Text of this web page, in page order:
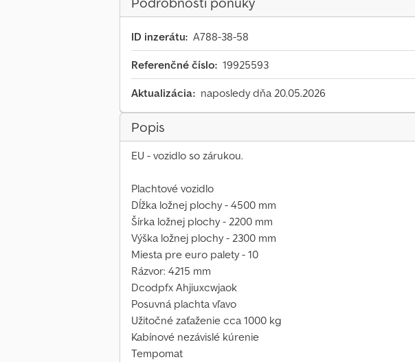
ID inzerátu: A788-38-58
Referenčné číslo: 19925593
Aktualizácia: naposledy dňa 20.05.2026
Popis
EU - vozidlo so zárukou.
Plachtové vozidlo
Dĺžka ložnej plochy - 4500 mm
Šírka ložnej plochy - 2200 mm
Výška ložnej plochy - 2300 mm
Miesta pre euro palety - 10
Rázvor: 4215 mm
Dcodpfx Ahjiuxcwjaok
Posuvná plachta vľavo
Užitočné zaťaženie cca 1000 kg
Kabínové nezávislé kúrenie
Tempomat